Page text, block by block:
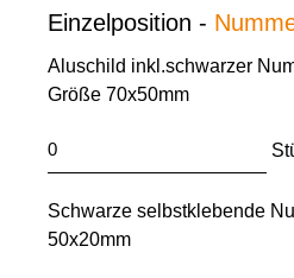
Einzelposition -
Aluschild inkl.schwarzer
Größe 70x50mm
Schwarze selbstklebende
50x20mm